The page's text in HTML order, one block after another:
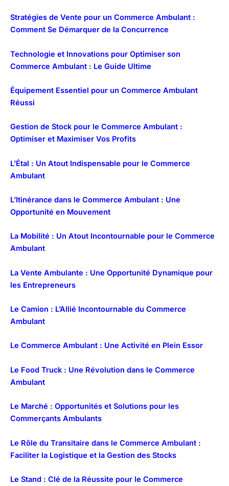
Stratégies de Vente pour un Commerce Ambulant :
Comment Se Démarquer de la Concurrence
Technologie et Innovations pour Optimiser son
Commerce Ambulant : Le Guide Ultime
Équipement Essentiel pour un Commerce Ambulant
Réussi
Gestion de Stock pour le Commerce Ambulant :
Optimiser et Maximiser Vos Profits
L’Étal : Un Atout Indispensable pour le Commerce
Ambulant
L’Itinérance dans le Commerce Ambulant : Une
Opportunité en Mouvement
La Mobilité : Un Atout Incontournable pour le Commerce
Ambulant
La Vente Ambulante : Une Opportunité Dynamique pour
les Entrepreneurs
Le Camion : L’Allié Incontournable du Commerce
Ambulant
Le Commerce Ambulant : Une Activité en Plein Essor
Le Food Truck : Une Révolution dans le Commerce
Ambulant
Le Marché : Opportunités et Solutions pour les
Commerçants Ambulants
Le Rôle du Transitaire dans le Commerce Ambulant :
Faciliter la Logistique et la Gestion des Stocks
Le Stand : Clé de la Réussite pour le Commerce